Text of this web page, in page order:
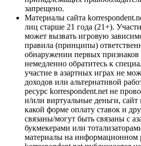
запрещено.
Материалы сайта
лиц старше 21 года (21+).
может вызвать игровую
правила (принципы)
обнаружении первых признаков
немедленно обратитесь к
участие в азартных играх не
доходов или альтернативой
ресурс korrespondent.net не
и/или виртуальные деньги,
какой форме оплату ставок и
связаны/могут быть связаны с
букмекерами или
материалы на информационном